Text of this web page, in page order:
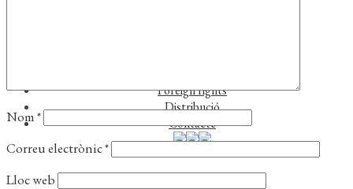
Foreign rights
Distribució
Contacte
Nom*
Correu electrònic*
Lloc web